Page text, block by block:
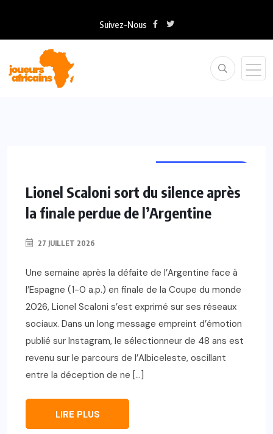
Suivez-Nous
Lionel Scaloni sort du silence après
la finale perdue de l’Argentine
27 JUILLET 2026
Une semaine après la défaite de l’Argentine face à
l’Espagne (1-0 a.p.) en finale de la Coupe du monde
2026, Lionel Scaloni s’est exprimé sur ses réseaux
sociaux. Dans un long message empreint d’émotion
publié sur Instagram, le sélectionneur de 48 ans est
revenu sur le parcours de l’Albiceleste, oscillant
entre la déception de ne […]
LIRE PLUS